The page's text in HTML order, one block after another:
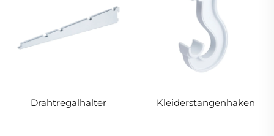
Drahtregalhalter Kleiderstangenhaken